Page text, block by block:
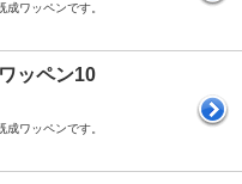
ワッペンです。
ッペン10
ワッペンです。